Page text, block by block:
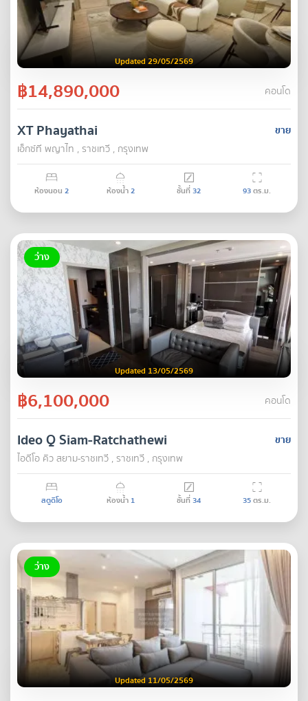
Updated 29/05/2569
฿14,890,000 คอนโด
ขาย
XT Phayathai
เอ็กซ์ที พญาไท , ราชเทวี , กรุงเทพ
ห้องนอน 2 ห้องน้ำ2 ชั้นที่32 93ตร.ม.
ว่าง
Updated 13/05/2569
฿6,100,000 คอนโด
ขาย
Ideo Q Siam-Ratchathewi
ไอดีโอ คิว สยาม-ราชเทวี , ราชเทวี , กรุงเทพ
สตูดิโอ ห้องน้ำ 1 ชั้นที่34 35ตร.ม.
ว่าง
Updated 11/05/2569